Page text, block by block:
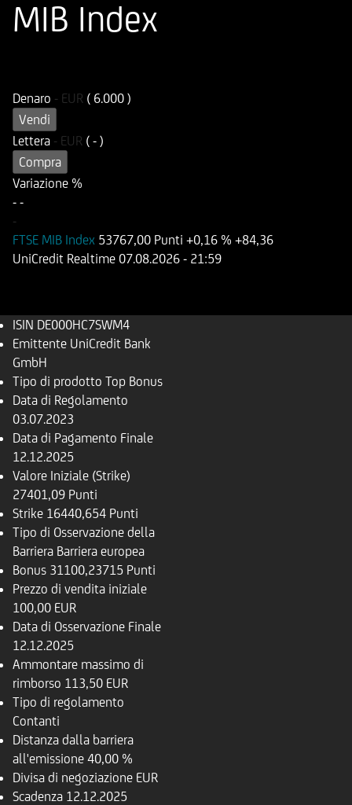
MIB Index
Denaro - EUR ( 6.000 )
Vendi
Lettera - EUR ( - )
Compra
Variazione %
- -
-
FTSE MIB Index 53767,00 Punti +0,16 % +84,36
UniCredit Realtime 07.08.2026 - 21:59
ISIN DE000HC7SWM4
Emittente UniCredit Bank
GmbH
Tipo di prodotto Top Bonus
Data di Regolamento
03.07.2023
Data di Pagamento Finale
12.12.2025
Valore Iniziale (Strike)
27401,09 Punti
Strike 16440,654 Punti
Tipo di Osservazione della
Barriera Barriera europea
Bonus 31100,23715 Punti
Prezzo di vendita iniziale
100,00 EUR
Data di Osservazione Finale
12.12.2025
Ammontare massimo di
rimborso 113,50 EUR
Tipo di regolamento
Contanti
Distanza dalla barriera
all'emissione 40,00 %
Divisa di negoziazione EUR
Scadenza 12.12.2025